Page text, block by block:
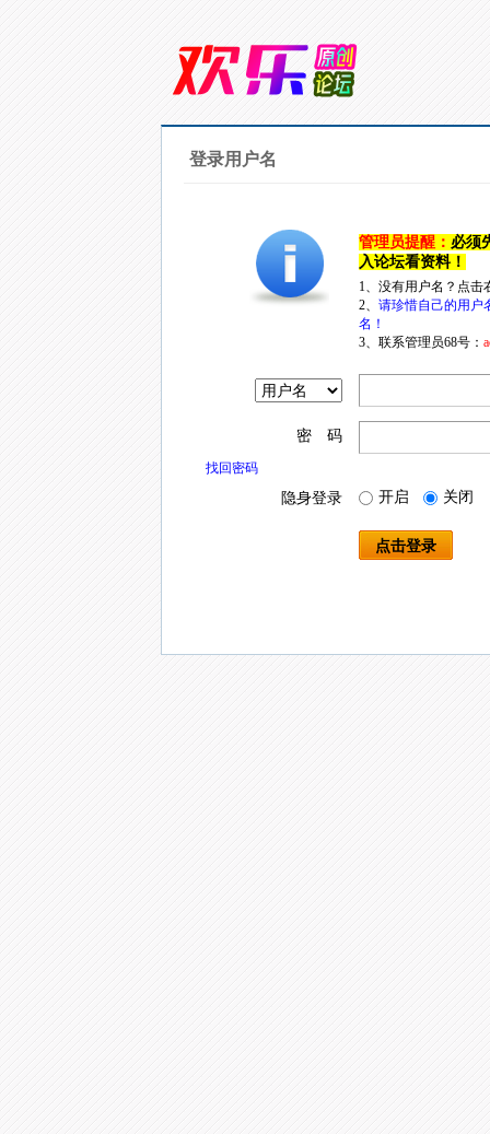
登录用户名
管理员提醒： 必须
入论坛看资料！
1、没有用户名？点
2、 请珍惜自己的用户
名！
3、联系管理员68号：
密 码
找回密码
隐身登录 开启 关闭
点击登录